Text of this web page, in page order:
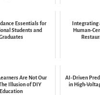
Essentials for
Students and
Human-
Are Not Our
Illusion of DIY
Education
AI-Driven
in High-